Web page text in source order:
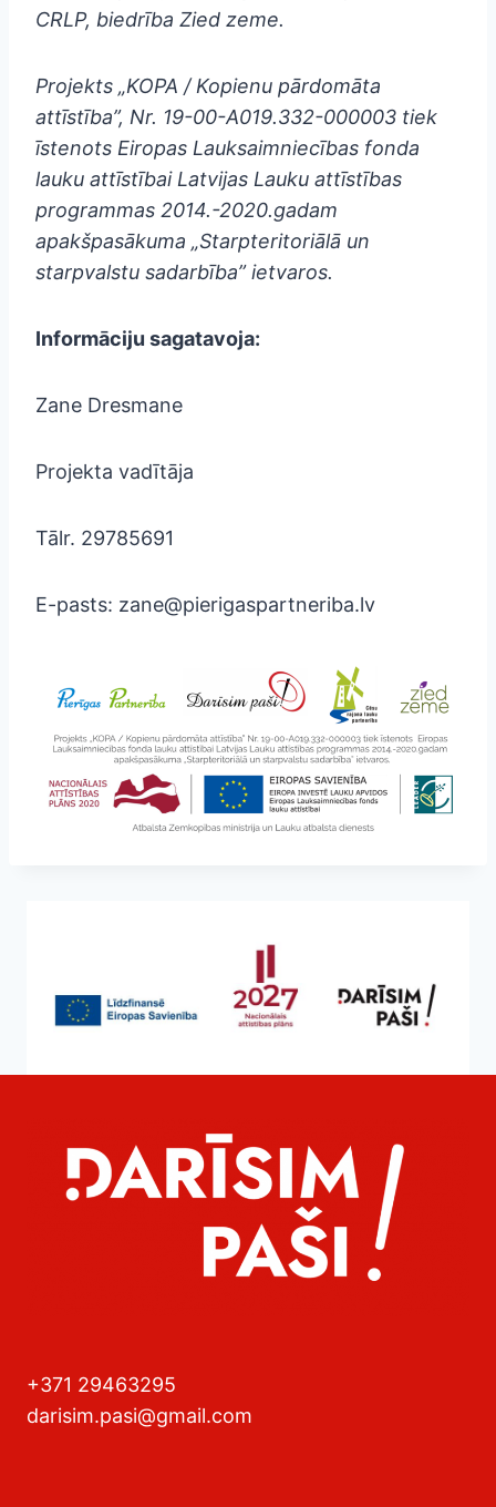
CRLP, biedrība Zied zeme.
Projekts „KOPA / Kopienu pārdomāta
attīstība”, Nr. 19-00-A019.332-000003 tiek
īstenots Eiropas Lauksaimniecības fonda
lauku attīstībai Latvijas Lauku attīstības
programmas 2014.-2020.gadam
apakšpasākuma „Starpteritoriālā un
starpvalstu sadarbība” ietvaros.
Informāciju sagatavoja:
Zane Dresmane
Projekta vadītāja
Tālr. 29785691
E-pasts: zane@pierigaspartneriba.lv
+371 29463295
darisim.pasi@gmail.com